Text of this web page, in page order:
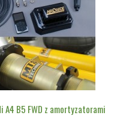
A4 B5 FWD z amortyzatorami